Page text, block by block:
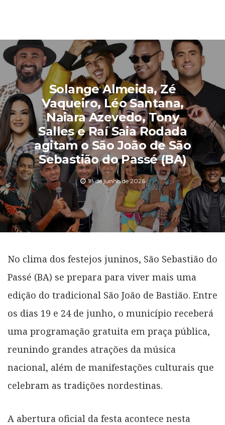
Solange Almeida, Zé
Vaqueiro, Léo Santana,
Naiara Azevedo, Tony
Salles e Raí Saia Rodada
agitam o São João de São
Sebastião do Passé (BA)
18 de junho de 2026
No clima dos festejos juninos, São Sebastião do
Passé (BA) se prepara para viver mais uma
edição do tradicional São João de Bastião. Entre
os dias 19 e 24 de junho, o município receberá
uma programação gratuita em praça pública,
reunindo grandes atrações da música
nacional, além de manifestações culturais que
celebram as tradições nordestinas.
A abertura oficial da festa acontece nesta